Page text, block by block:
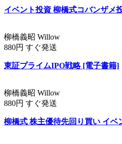
イベント投資 柳橋式コバンザメ
柳橋義昭 Willow
880円 すぐ発送
東証プライムIPO戦略 [電子書籍]
柳橋義昭 Willow
880円 すぐ発送
柳橋式 株主優待先回り買い イベ